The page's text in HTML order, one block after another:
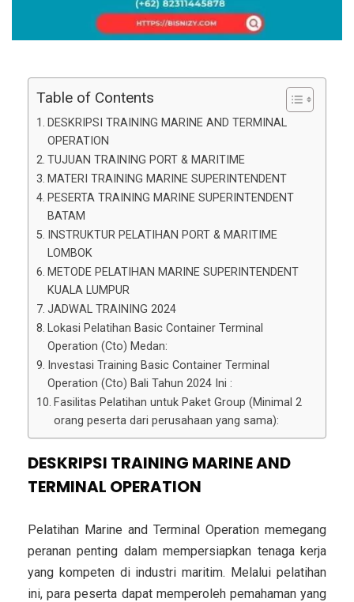
Table of Contents
DESKRIPSI TRAINING MARINE AND TERMINAL
OPERATION
TUJUAN TRAINING PORT & MARITIME
MATERI TRAINING MARINE SUPERINTENDENT
PESERTA TRAINING MARINE SUPERINTENDENT
BATAM
INSTRUKTUR PELATIHAN PORT & MARITIME
LOMBOK
METODE PELATIHAN MARINE SUPERINTENDENT
KUALA LUMPUR
JADWAL TRAINING 2024
Lokasi Pelatihan Basic Container Terminal
Operation (Cto) Medan:
Investasi Training Basic Container Terminal
Operation (Cto) Bali Tahun 2024 Ini :
Fasilitas Pelatihan untuk Paket Group (Minimal 2
orang peserta dari perusahaan yang sama):
DESKRIPSI TRAINING MARINE AND
TERMINAL OPERATION
Pelatihan Marine and Terminal Operation memegang
peranan penting dalam mempersiapkan tenaga kerja
yang kompeten di industri maritim. Melalui pelatihan
ini, para peserta dapat memperoleh pemahaman yang